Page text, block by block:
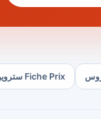
Fiche Prix ستروين سي 5 إيركروس